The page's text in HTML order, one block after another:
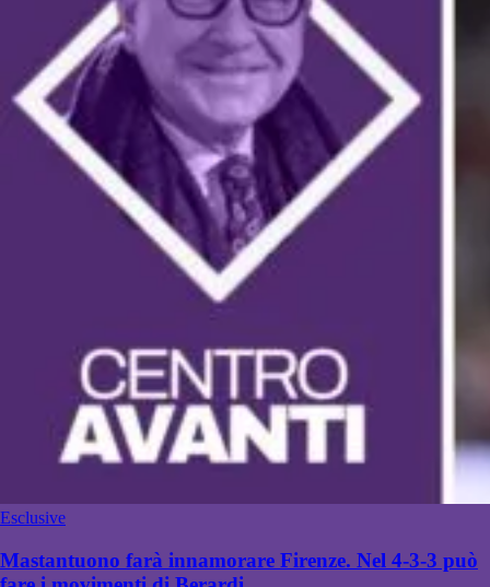
Esclusive
Mastantuono farà innamorare Firenze. Nel 4-3-3 può